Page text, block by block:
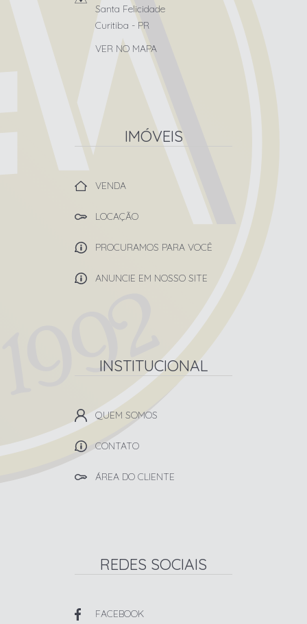
Santa Felicidade
Curitiba - PR
VER NO MAPA
IMÓVEIS
VENDA
LOCAÇÃO
PROCURAMOS PARA VOCÊ
ANUNCIE EM NOSSO SITE
INSTITUCIONAL
QUEM SOMOS
CONTATO
ÁREA DO CLIENTE
REDES SOCIAIS
FACEBOOK